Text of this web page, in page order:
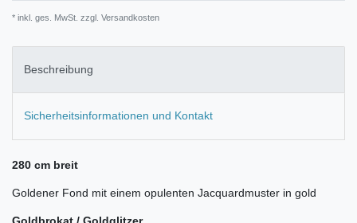
* inkl. ges. MwSt. zzgl. Versandkosten
Beschreibung
Sicherheitsinformationen und Kontakt
280 cm breit
Goldener Fond mit einem opulenten Jacquardmuster in gold
Goldbrokat / Goldglitzer